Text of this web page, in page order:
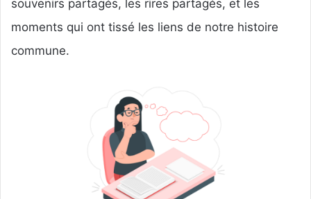
souvenirs partagés, les rires partagés, et les
moments qui ont tissé les liens de notre histoire
commune.